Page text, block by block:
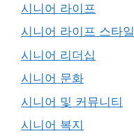
시니어 라이프
시니어 라이프 스타일
시니어 리더십
시니어 문화
시니어 및 커뮤니티
시니어 복지